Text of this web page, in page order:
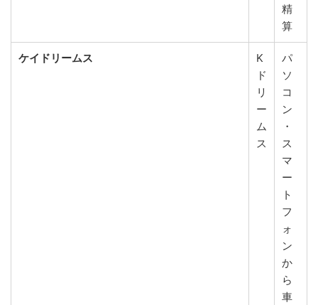
精
算
ケイドリームス
K
ド
リ
ー
ム
ス
パ
ソ
コ
ン
・
ス
マ
ー
ト
フ
ォ
ン
か
ら
車